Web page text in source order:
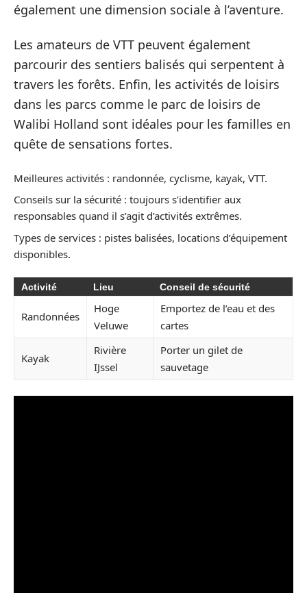
également une dimension sociale à l’aventure.
Les amateurs de VTT peuvent également
parcourir des sentiers balisés qui serpentent à
travers les forêts. Enfin, les activités de loisirs
dans les parcs comme le parc de loisirs de
Walibi Holland sont idéales pour les familles en
quête de sensations fortes.
Meilleures activités : randonnée, cyclisme, kayak, VTT.
Conseils sur la sécurité : toujours s’identifier aux
responsables quand il s’agit d’activités extrêmes.
Types de services : pistes balisées, locations d’équipement
disponibles.
Activité Lieu Conseil de sécurité
Randonnées
Hoge
Veluwe
Emportez de l’eau et des
cartes
Kayak
Rivière
IJssel
Porter un gilet de
sauvetage